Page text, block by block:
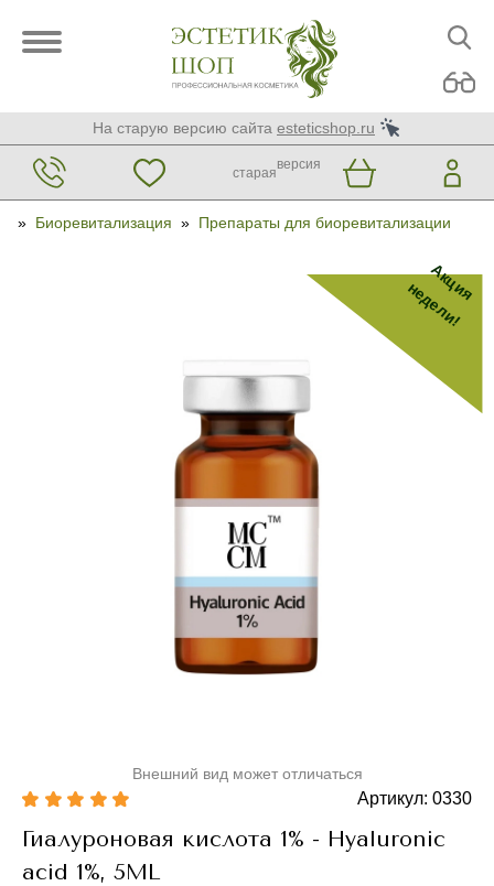
На старую версию сайта esteticshop.ru
старая
версия
» Биоревитализация » Препараты для биоревитализации
Акция
недели!
Внешний вид может отличаться
Артикул: 0330
Гиалуроновая кислота 1% - Hyaluronic
acid 1%, 5ML